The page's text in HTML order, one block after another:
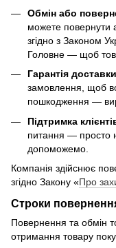
Обмін або
можете повернути
згідно з Законом
Головне — щоб
Гарантія доставки
замовлення, щоб
пошкодження —
Підтримка
питання — просто
допоможемо.
Компанія здійснює
згідно Закону «Про
Строки
Повернення та обмін
отримання товару